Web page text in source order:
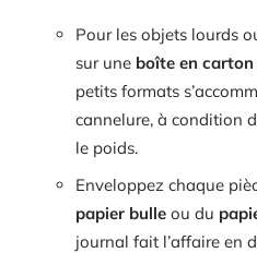
Pour les objets lourds
sur une boîte en
petits formats
cannelure, à condition
le poids.
Enveloppez chaque
papier bulle ou du
journal fait l’affaire en